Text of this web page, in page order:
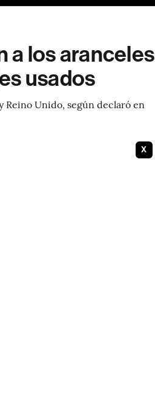
a los aranceles
usados
Reino Unido, según declaró en
X